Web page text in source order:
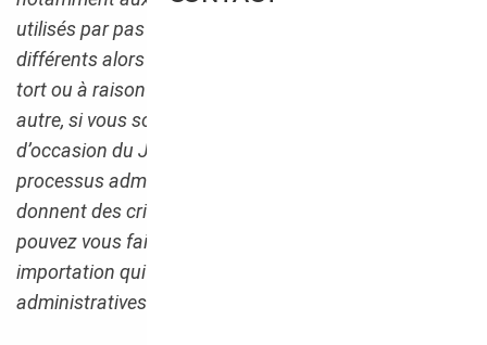
utilisés par pas moins de onze constructeurs
différents alors que l’Europe boude cette énergie (à
tort ou à raison ?). Que ce soit pour ce motif ou un
autre, si vous souhaitez importer une voiture
d’occasion du Japon il vous faudra suivre un
processus administratif précis. Et si les papiers vous
donnent des crises d’urticaire, sachez que vous
pouvez vous faire accompagner par des courtiers en
importation qui se chargeront de toutes les formalités
administratives à votre place.